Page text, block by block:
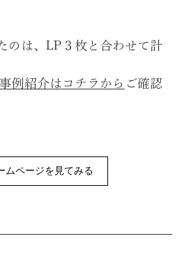
のは、LP３枚と合わせて計
例紹介はコチラから ご確認
ムページを見てみる